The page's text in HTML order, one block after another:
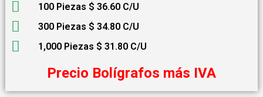
100 Piezas $ 36.60 C/U
300 Piezas $ 34.80 C/U
1,000 Piezas $ 31.80 C/U
Precio Bolígrafos más IVA